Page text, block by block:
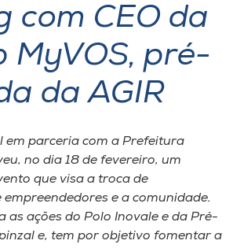
com CEO da
MyVOS, pré-
da AGIR
em parceria com a Prefeitura
no dia 18 de fevereiro, um
que visa a troca de
empreendedores e a comunidade.
as ações do Polo Inovale e da Pré-
e, tem por objetivo fomentar a